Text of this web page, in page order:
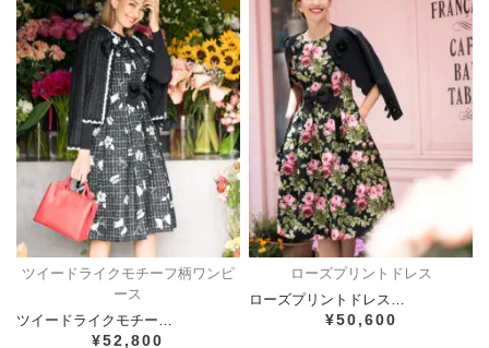
ツイードライクモチーフ柄ワンピ
ース
ツイードライクモチー…
¥52,800
ローズプリントドレス
ローズプリントドレス…
¥50,600